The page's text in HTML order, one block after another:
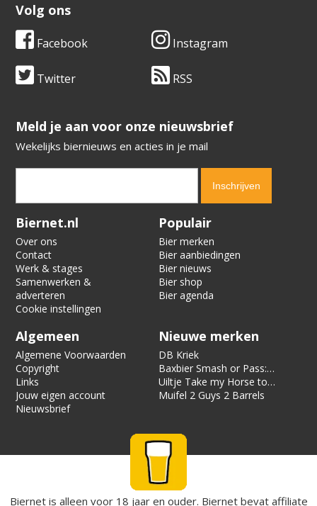
Volg ons
Facebook Instagram
Twitter RSS
​​​​​​​Meld je aan voor onze nieuwsbrief
Wekelijks biernieuws en acties in je mail
Verification code:
Biernet.nl
Over ons
Contact
Werk & stages
Samenwerken &
adverteren
Cookie instellingen
Populair
Bier merken
Bier aanbiedingen
Bier nieuws
Bier shop
Bier agenda
Algemeen
Algemene Voorwaarden
Copyright
Links
Jouw eigen account
Nieuwsbrief
Nieuwe merken
DB Kriek
Baxbier Smash or Pass:
Strata
Uiltje Take my Horse to
the Hotel Room
Muifel 2 Guys 2 Barrels
Biernet is alleen voor 18 jaar en ouder. Biernet bevat affiliate